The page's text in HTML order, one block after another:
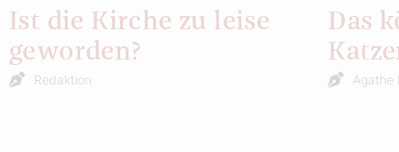
Ist die Kirche zu leise
geworden?
Redaktion
Das
Agathe